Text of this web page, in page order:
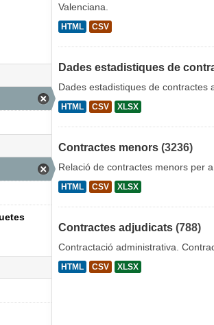
Valenciana.
HTML CSV
Dades estadistiques de
Dades estadistiques de contractes
HTML CSV XLSX
Contractes menors (3236)
Relació de contractes menors per
HTML CSV XLSX
Contractes adjudicats (788)
Contractació administrativa.
HTML CSV XLSX